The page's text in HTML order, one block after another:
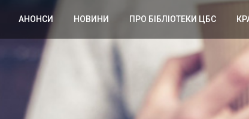
АНОНСИ НОВИНИ ПРО БІБЛІОТЕКИ ЦБС